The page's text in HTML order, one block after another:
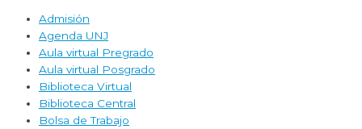
Admisión
Agenda UNJ
Aula virtual Pregrado
Aula virtual Posgrado
Biblioteca Virtual
Biblioteca Central
Bolsa de Trabajo